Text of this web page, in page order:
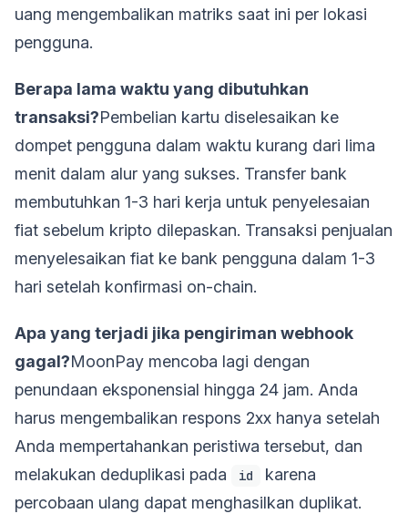
uang mengembalikan matriks saat ini per lokasi
pengguna.
Berapa lama waktu yang dibutuhkan
transaksi?Pembelian kartu diselesaikan ke
dompet pengguna dalam waktu kurang dari lima
menit dalam alur yang sukses. Transfer bank
membutuhkan 1-3 hari kerja untuk penyelesaian
fiat sebelum kripto dilepaskan. Transaksi penjualan
menyelesaikan fiat ke bank pengguna dalam 1-3
hari setelah konfirmasi on-chain.
Apa yang terjadi jika pengiriman webhook
gagal?MoonPay mencoba lagi dengan
penundaan eksponensial hingga 24 jam. Anda
harus mengembalikan respons 2xx hanya setelah
Anda mempertahankan peristiwa tersebut, dan
melakukan deduplikasi pada
id
karena
percobaan ulang dapat menghasilkan duplikat.